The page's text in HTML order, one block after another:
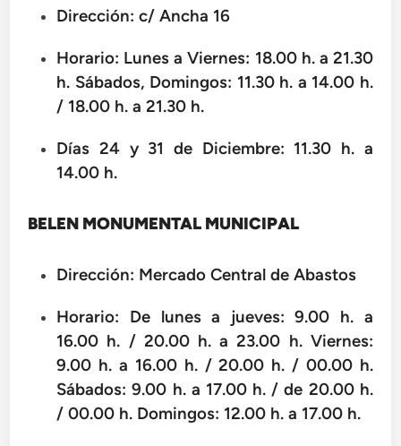
Dirección: c/ Ancha 16
Horario: Lunes a Viernes: 18.00 h. a 21.30
h. Sábados, Domingos: 11.30 h. a 14.00 h.
/ 18.00 h. a 21.30 h.
Días 24 y 31 de Diciembre: 11.30 h. a
14.00 h.
BELEN MONUMENTAL MUNICIPAL
Dirección: Mercado Central de Abastos
Horario: De lunes a jueves: 9.00 h. a
16.00 h. / 20.00 h. a 23.00 h. Viernes:
9.00 h. a 16.00 h. / 20.00 h. / 00.00 h.
Sábados: 9.00 h. a 17.00 h. / de 20.00 h.
/ 00.00 h. Domingos: 12.00 h. a 17.00 h.